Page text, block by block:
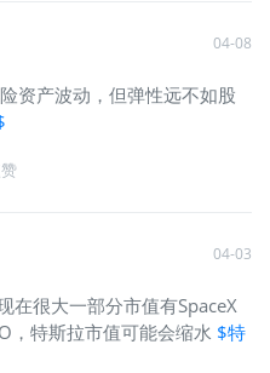
04-08
资产波动，但弹性远不如股
04-03
在很大一部分市值有SpaceX
，特斯拉市值可能会缩水 $特